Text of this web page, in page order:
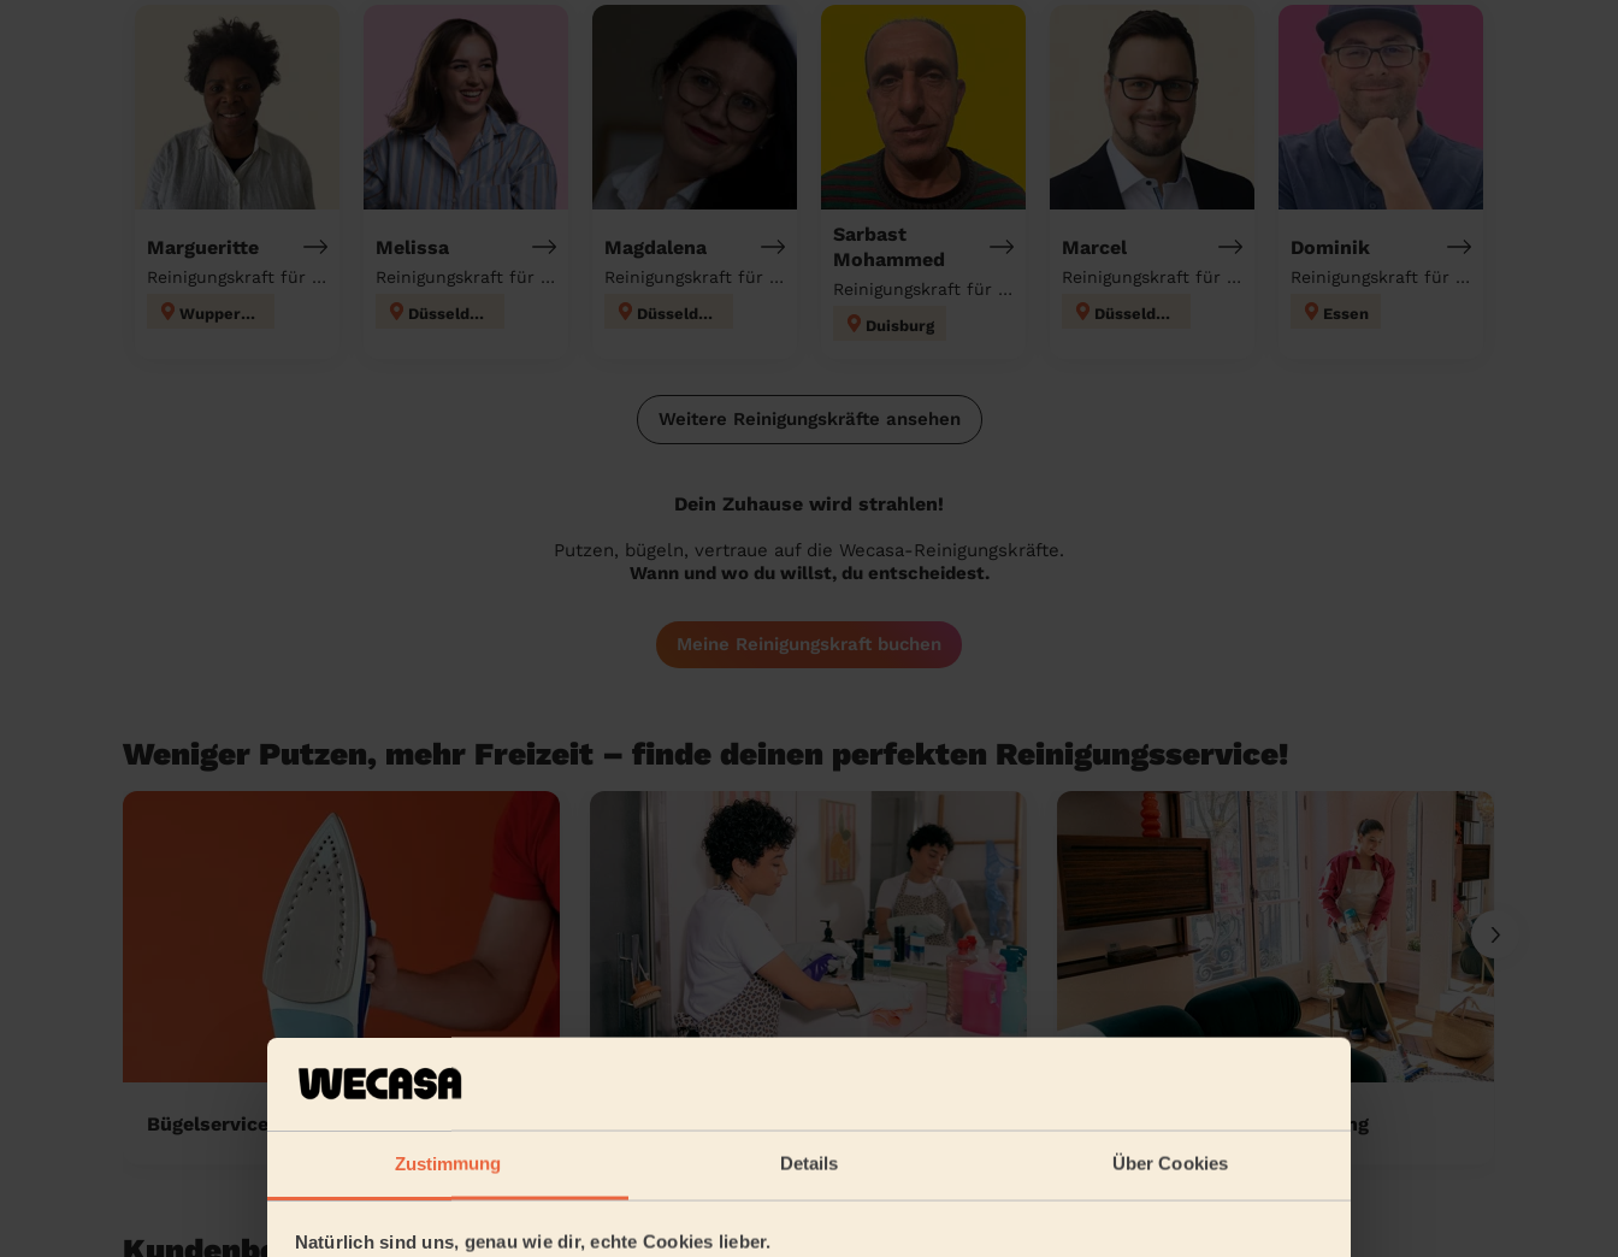
Zustimmung Details Über Cookies
Natürlich sind uns, genau wie dir, echte Cookies lieber.
Margueritte
Reinigungskraft für deinen Haushalt
Wuppertal
Melissa
Reinigungskraft für deinen Haushalt
Düsseldorf
Magdalena
Reinigungskraft für deinen Haushalt
Düsseldorf
Sarbast
Mohammed
Reinigungskraft für deinen Haushalt
Duisburg
Marcel
Reinigungskraft für deinen Haushalt
Düsseldorf
Dominik
Reinigungskraft für deinen Haushalt
Essen
Weitere Reinigungskräfte ansehen
Dein Zuhause wird strahlen!
Putzen, bügeln, vertraue auf die Wecasa-Reinigungskräfte.
Wann und wo du willst, du entscheidest.
Meine Reinigungskraft buchen
Weniger Putzen, mehr Freizeit – finde deinen perfekten Reinigungsservice!
Bügelservice zu Hause Einmalige Wohnungsreinigung
Kundenbewertungen in Heiligenhaus